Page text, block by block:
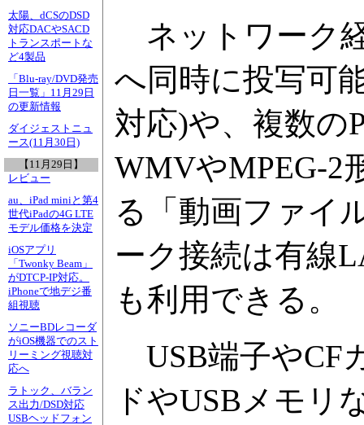
太陽、dCSのDSD
対応DACやSACD
トランスポートな
ど4製品
「Blu-ray/DVD発売
日一覧」11月29日
の更新情報
ダイジェストニュ
ース(11月30日)
【11月29日】
レビュー
au、iPad miniと第4
世代iPadの4G LTE
モデル価格を決定
iOSアプリ
「Twonky Beam」
がDTCP-IP対応。
iPhoneで地デジ番
組視聴
ソニーBDレコーダ
がiOS機器でのスト
リーミング視聴対
応へ
ラトック、バラン
ス出力/DSD対応
USBヘッドフォン
ネットワーク
へ同時に投写可
対応)や、複数の
WMVやMPEG-2
る「動画ファイ
ーク接続は有線
も利用できる。
USB端子やCF
ドやUSBメモリ